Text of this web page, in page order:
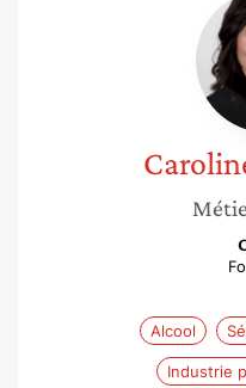
Alcool
Industrie